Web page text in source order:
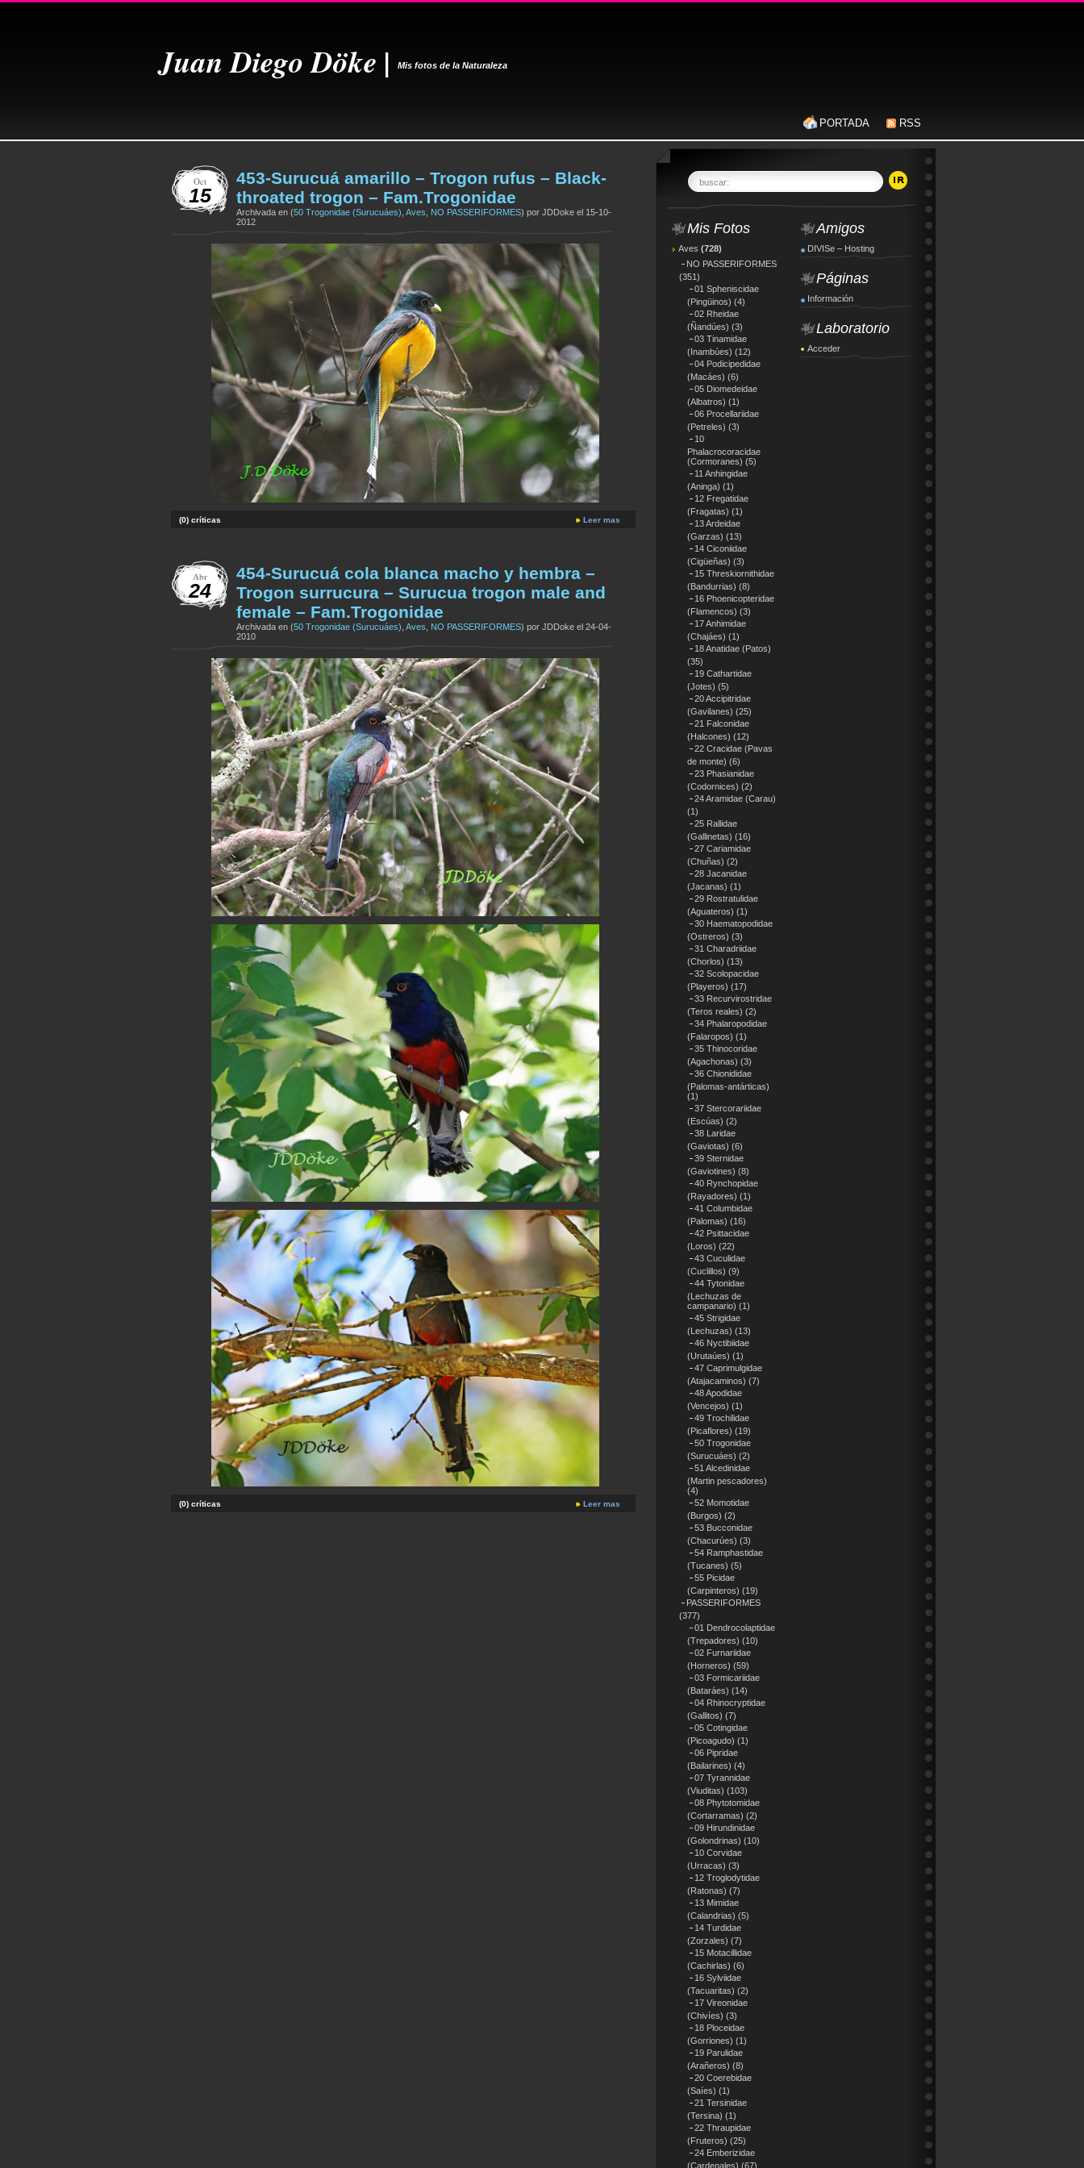
Juan Diego Döke | Mis fotos de la Naturaleza
PORTADA RSS
Oct
15
453-Surucuá amarillo – Trogon rufus – Black-
throated trogon – Fam.Trogonidae
Archivada en (50 Trogonidae (Surucuáes) Aves NO PASSERIFORMES) por JDDoke el 15-10-
2012
(0) críticas Leer mas
Abr
24
454-Surucuá cola blanca macho y hembra –
Trogon surrucura – Surucua trogon male and
female – Fam.Trogonidae
Archivada en (50 Trogonidae (Surucuáes) Aves NO PASSERIFORMES) por JDDoke el 24-04-
2010
(0) críticas Leer mas
buscar:
Mis Fotos
Aves (728)
NO PASSERIFORMES
(351)
01 Spheniscidae
(Pingüinos) (4)
02 Rheidae
(Ñandúes) (3)
03 Tinamidae
(Inambúes) (12)
04 Podicipedidae
(Macáes) (6)
05 Diomedeidae
(Albatros) (1)
06 Procellariidae
(Petreles) (3)
10
Phalacrocoracidae
(Cormoranes) (5)
11 Anhingidae
(Aninga) (1)
12 Fregatidae
(Fragatas) (1)
13 Ardeidae
(Garzas) (13)
14 Ciconiidae
(Cigüeñas) (3)
15 Threskiornithidae
(Bandurrias) (8)
16 Phoenicopteridae
(Flamencos) (3)
17 Anhimidae
(Chajáes) (1)
18 Anatidae (Patos)
(35)
19 Cathartidae
(Jotes) (5)
20 Accipitridae
(Gavilanes) (25)
21 Falconidae
(Halcones) (12)
22 Cracidae (Pavas
de monte) (6)
23 Phasianidae
(Codornices) (2)
24 Aramidae (Carau)
(1)
25 Rallidae
(Gallinetas) (16)
27 Cariamidae
(Chuñas) (2)
28 Jacanidae
(Jacanas) (1)
29 Rostratulidae
(Aguateros) (1)
30 Haematopodidae
(Ostreros) (3)
31 Charadriidae
(Chorlos) (13)
32 Scolopacidae
(Playeros) (17)
33 Recurvirostridae
(Teros reales) (2)
34 Phalaropodidae
(Falaropos) (1)
35 Thinocoridae
(Agachonas) (3)
36 Chionididae
(Palomas-antárticas)
(1)
37 Stercorariidae
(Escúas) (2)
38 Laridae
(Gaviotas) (6)
39 Sternidae
(Gaviotines) (8)
40 Rynchopidae
(Rayadores) (1)
41 Columbidae
(Palomas) (16)
42 Psittacidae
(Loros) (22)
43 Cuculidae
(Cuclillos) (9)
44 Tytonidae
(Lechuzas de
campanario) (1)
45 Strigidae
(Lechuzas) (13)
46 Nyctibiidae
(Urutaúes) (1)
47 Caprimulgidae
(Atajacaminos) (7)
48 Apodidae
(Vencejos) (1)
49 Trochilidae
(Picaflores) (19)
50 Trogonidae
(Surucuáes) (2)
51 Alcedinidae
(Martin pescadores)
(4)
52 Momotidae
(Burgos) (2)
53 Bucconidae
(Chacurúes) (3)
54 Ramphastidae
(Tucanes) (5)
55 Picidae
(Carpinteros) (19)
PASSERIFORMES
(377)
01 Dendrocolaptidae
(Trepadores) (10)
02 Furnariidae
(Horneros) (59)
03 Formicariidae
(Bataráes) (14)
04 Rhinocryptidae
(Gallitos) (7)
05 Cotingidae
(Picoagudo) (1)
06 Pipridae
(Bailarines) (4)
07 Tyrannidae
(Viuditas) (103)
08 Phytotomidae
(Cortarramas) (2)
09 Hirundinidae
(Golondrinas) (10)
10 Corvidae
(Urracas) (3)
12 Troglodytidae
(Ratonas) (7)
13 Mimidae
(Calandrias) (5)
14 Turdidae
(Zorzales) (7)
15 Motacillidae
(Cachirlas) (6)
16 Sylviidae
(Tacuaritas) (2)
17 Vireonidae
(Chivíes) (3)
18 Ploceidae
(Gorriones) (1)
19 Parulidae
(Arañeros) (8)
20 Coerebidae
(Saíes) (1)
21 Tersinidae
(Tersina) (1)
22 Thraupidae
(Fruteros) (25)
24 Emberizidae
(Cardenales) (67)
Amigos
DIVISe – Hosting
Páginas
Información
Laboratorio
Acceder